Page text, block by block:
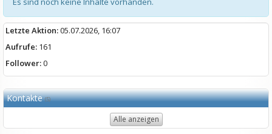
Letzte Aktion:05.07.2026, 16:07
Aufrufe: 161
Follower:0
Kontakte(5)
Alle anzeigen